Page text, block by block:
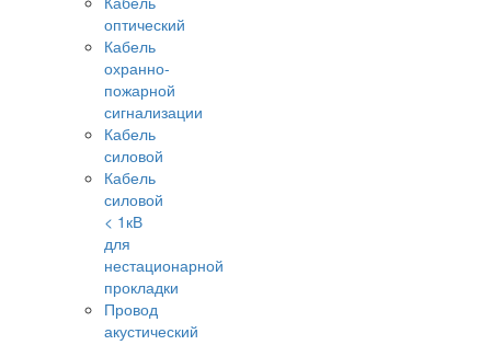
оптический
Кабель
охранно-
пожарной
сигнализации
Кабель
силовой
Кабель
силовой
< 1кВ
для
нестационарной
прокладки
Провод
акустический